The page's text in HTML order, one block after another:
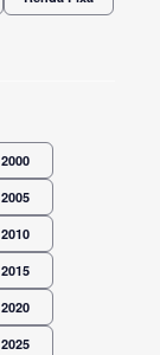
2000
2005
2010
2015
2020
2025